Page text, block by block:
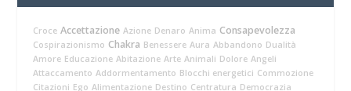
Croce Accettazione Azione Denaro Anima Consapevolezza
Cospirazionismo Chakra Benessere Aura Abbandono Dualità
Amore Educazione Abitazione Arte Animali Dolore Angeli
Attaccamento Addormentamento Blocchi energetici Commozione
Citazioni Ego Alimentazione Destino Centratura Democrazia